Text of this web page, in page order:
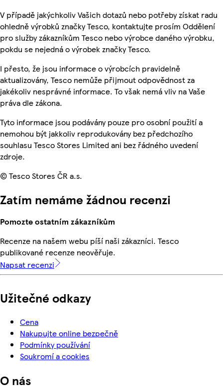
V případě jakýchkoliv Vašich dotazů nebo potřeby získat radu
ohledně výrobků značky Tesco, kontaktujte prosím Oddělení
pro služby zákazníkům Tesco nebo výrobce daného výrobku,
pokdu se nejedná o výrobek značky Tesco.
I přesto, že jsou informace o výrobcích pravidelně
aktualizovány, Tesco nemůže přijmout odpovědnost za
jakékoliv nesprávné informace. To však nemá vliv na Vaše
práva dle zákona.
Tyto informace jsou podávány pouze pro osobní použití a
nemohou být jakkoliv reprodukovány bez předchozího
souhlasu Tesco Stores Limited ani bez řádného uvedení
zdroje.
© Tesco Stores ČR a.s.
Zatím nemáme žádnou recenzi
Pomozte ostatním zákazníkům
Recenze na našem webu píší naši zákazníci. Tesco
publikované recenze neověřuje.
Napsat recenzi
Užitečné odkazy
Cena
Nakupujte online bezpečně
Podmínky používání
Soukromí a cookies
O nás